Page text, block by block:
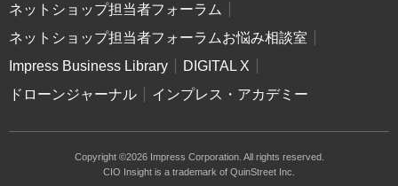
ネットショップ担当者フォーラム
ネットショップ担当者フォーラムお悩み相談室
Impress Business Library
DIGITAL X
ドローンジャーナル
インプレス・アカデミー
Copyright ©2026 Impress Corporation. All rights reserved.
CIO Insight is a trademark of QuinStreet Inc.